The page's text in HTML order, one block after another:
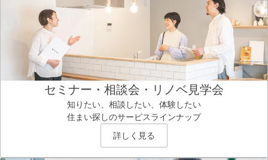
セミナー・相談会・リノベ見学会
知りたい、相談したい、体験したい
住まい探しのサービスラインナップ
詳しく見る